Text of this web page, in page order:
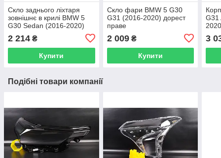
Скло заднього ліхтаря
зовнішнє в крилі BMW 5
G30 Sedan (2016-2020)
2 214 ₴
Купити
Скло фари BMW 5 G30
G31 (2016-2020) дорест
праве
2 009₴
Купити
G31
3
Подібні товари компанії